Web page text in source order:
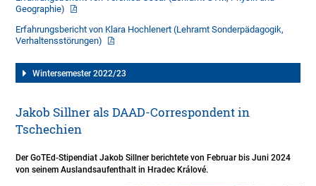
Geographie)
Erfahrungsbericht von Klara Hochlenert (Lehramt Sonderpädagogik,
Verhaltensstörungen)
Wintersemester 2022/23
Jakob Sillner als DAAD-Correspondent in
Tschechien
Der GoTEd-Stipendiat Jakob Sillner berichtete von Februar bis Juni 2024
von seinem Auslandsaufenthalt in Hradec Králové.